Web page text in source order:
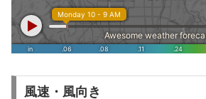
風速・風向き